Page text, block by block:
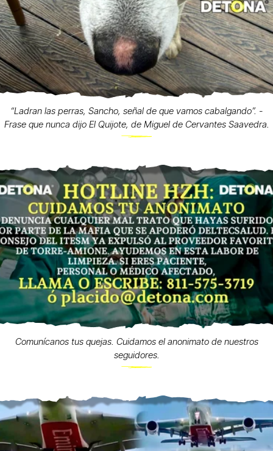
“Ladran las perras, Sancho, señal de que vamos cabalgando”. -
Frase que nunca dijo El Quijote, de Miguel de Cervantes Saavedra.
Comunícanos tus quejas. Cuidamos el anonimato de nuestros
seguidores.